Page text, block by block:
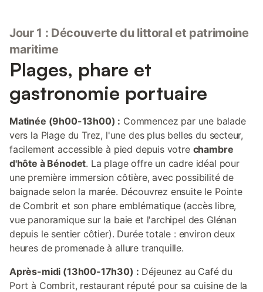
Jour 1 : Découverte du littoral et patrimoine
maritime
Plages, phare et
gastronomie portuaire
Matinée (9h00-13h00) : Commencez par une balade
vers la Plage du Trez, l'une des plus belles du secteur,
facilement accessible à pied depuis votre chambre
d'hôte à Bénodet. La plage offre un cadre idéal pour
une première immersion côtière, avec possibilité de
baignade selon la marée. Découvrez ensuite le Pointe
de Combrit et son phare emblématique (accès libre,
vue panoramique sur la baie et l'archipel des Glénan
depuis le sentier côtier). Durée totale : environ deux
heures de promenade à allure tranquille.
Après-midi (13h00-17h30) : Déjeunez au Café du
Port à Combrit, restaurant réputé pour sa cuisine de la